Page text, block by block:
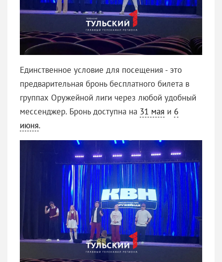
Единственное условие для посещения - это
предварительная бронь бесплатного билета в
группах Оружейной лиги через любой удобный
мессенджер. Бронь доступна на 31 мая и 6
июня.